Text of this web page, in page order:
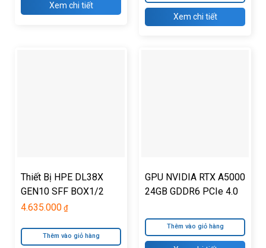
Xem chi tiết
Xem chi tiết
Thiết Bị HPE DL38X
GEN10 SFF BOX1/2
CAGE/BACKPLANE Kit
4.635.000 ₫
Thêm vào giỏ hàng
GPU NVIDIA RTX A5000
24GB GDDR6 PCIe 4.0
Thêm vào giỏ hàng